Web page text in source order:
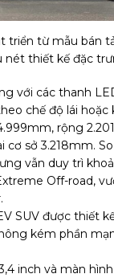
triển từ mẫu bán
nét thiết kế đặc
với các thanh
chế độ lái hoặc
rộng
cơ sở 3.218mm.
vẫn duy trì
Off-road,
SUV được thiết
kém phần
inch và màn